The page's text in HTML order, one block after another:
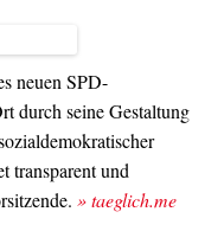
neuen SPD-
durch seine Gestaltung
transparent und
» taeglich.me